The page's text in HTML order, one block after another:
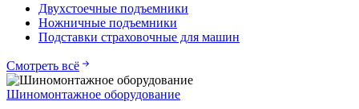
Двухстоечные подъемники
Ножничные подъемники
Подставки страховочные для машин
Смотреть всё
Шиномонтажное оборудование